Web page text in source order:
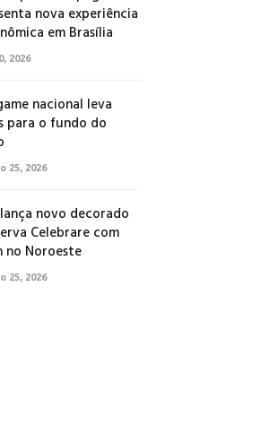
nova experiência
em Brasília
2026
nacional leva
para o fundo do
25, 2026
novo decorado
Celebrare com
no Noroeste
25, 2026